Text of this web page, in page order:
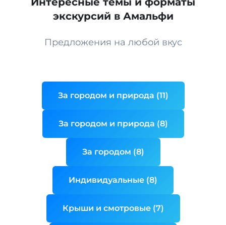
экскурсий в Амальфи
Предложения на любой вкус
За городом и природа (11)
За городом и природа (8)
За городом (8)
Индивидуальные (8)
Крыши и смотровые (7)